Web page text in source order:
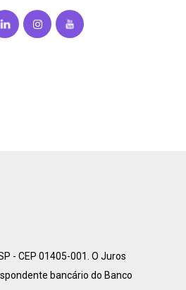
- CEP 01405-001. O Juros
bancário do Banco